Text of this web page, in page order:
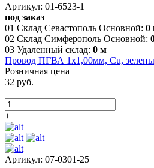
Артикул: 01-6523-1
под заказ
01 Склад Севастополь Основной: 0
02 Склад Симферополь Основной:
03 Удаленный склад: 0 м
Провод ПГВА 1х1,00мм, Cu,
Розничная цена
32 руб.
–
+
Артикул: 07-0301-25